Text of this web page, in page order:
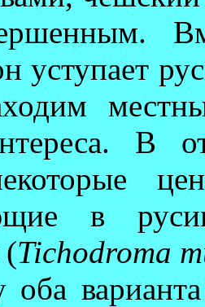
уступает
В
в
(Tichodroma
оба